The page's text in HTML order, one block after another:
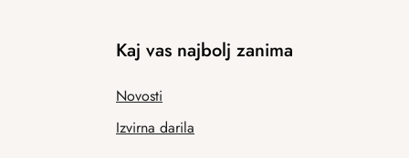
Kaj vas najbolj zanima
Novosti
Izvirna darila